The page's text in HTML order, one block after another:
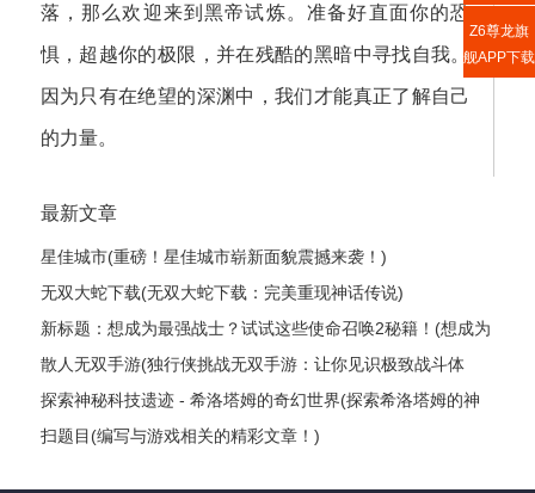
落，那么欢迎来到黑帝试炼。准备好直面你的恐
惧，超越你的极限，并在残酷的黑暗中寻找自我。
因为只有在绝望的深渊中，我们才能真正了解自己
的力量。
最新文章
星佳城市(重磅！星佳城市崭新面貌震撼来袭！)
无双大蛇下载(无双大蛇下载：完美重现神话传说)
新标题：想成为最强战士？试试这些使命召唤2秘籍！(想成为
最强战士？这些使命召唤2秘籍绝对让你雄霸战场！)
散人无双手游(独行侠挑战无双手游：让你见识极致战斗体
验！)
探索神秘科技遗迹 - 希洛塔姆的奇幻世界(探索希洛塔姆的神
秘科技遗迹：一场奇幻之旅)
扫题目(编写与游戏相关的精彩文章！)
口
Z6尊龙旗
舰APP下载